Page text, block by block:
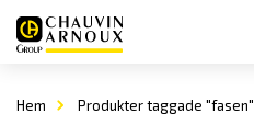
Hem Produkter taggade "fasen"